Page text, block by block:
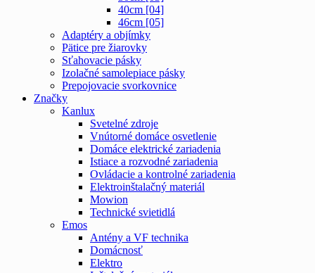
40cm [04]
46cm [05]
Adaptéry a objímky
Pätice pre žiarovky
Sťahovacie pásky
Izolačné samolepiace pásky
Prepojovacie svorkovnice
Značky
Kanlux
Svetelné zdroje
Vnútorné domáce osvetlenie
Domáce elektrické zariadenia
Istiace a rozvodné zariadenia
Ovládacie a kontrolné zariadenia
Elektroinštalačný materiál
Mowion
Technické svietidlá
Emos
Antény a VF technika
Domácnosť
Elektro